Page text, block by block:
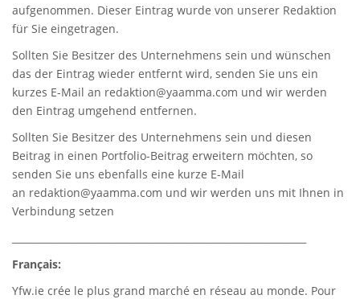
aufgenommen. Dieser Eintrag wurde von unserer Redaktion
für Sie eingetragen.
Sollten Sie Besitzer des Unternehmens sein und wünschen
das der Eintrag wieder entfernt wird, senden Sie uns ein
kurzes E-Mail an redaktion@yaamma.com und wir werden
den Eintrag umgehend entfernen.
Sollten Sie Besitzer des Unternehmens sein und diesen
Beitrag in einen Portfolio-Beitrag erweitern möchten, so
senden Sie uns ebenfalls eine kurze E-Mail
an redaktion@yaamma.com und wir werden uns mit Ihnen in
Verbindung setzen
Français:
Yfw.ie crée le plus grand marché en réseau au monde. Pour